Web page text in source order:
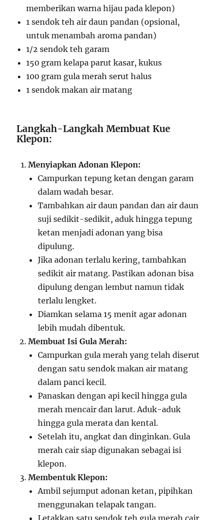
memberikan warna hijau pada klepon)
1 sendok teh air daun pandan (opsional,
untuk menambah aroma pandan)
1/2 sendok teh garam
150 gram kelapa parut kasar, kukus
100 gram gula merah serut halus
1 sendok makan air matang
Langkah-Langkah Membuat Kue
Klepon:
Menyiapkan Adonan Klepon:
Campurkan tepung ketan dengan garam
dalam wadah besar.
Tambahkan air daun pandan dan air daun
suji sedikit-sedikit, aduk hingga tepung
ketan menjadi adonan yang bisa
dipulung.
Jika adonan terlalu kering, tambahkan
sedikit air matang. Pastikan adonan bisa
dipulung dengan lembut namun tidak
terlalu lengket.
Diamkan selama 15 menit agar adonan
lebih mudah dibentuk.
Membuat Isi Gula Merah:
Campurkan gula merah yang telah diserut
dengan satu sendok makan air matang
dalam panci kecil.
Panaskan dengan api kecil hingga gula
merah mencair dan larut. Aduk-aduk
hingga gula merata dan kental.
Setelah itu, angkat dan dinginkan. Gula
merah cair siap digunakan sebagai isi
klepon.
Membentuk Klepon:
Ambil sejumput adonan ketan, pipihkan
menggunakan telapak tangan.
Letakkan satu sendok teh gula merah cair